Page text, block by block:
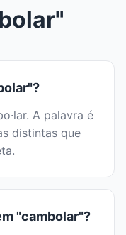
A palavra é
distintas que
"cambolar"?